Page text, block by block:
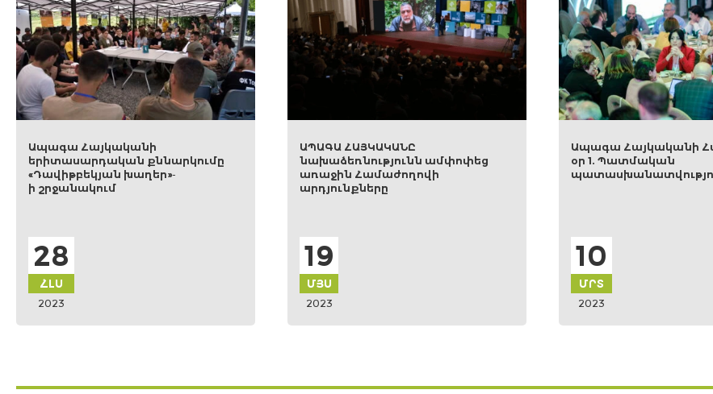
ԱՊԱԳԱ ՀԱՅԿԱԿԱՆԸ
նախաձեռնությունն ամփոփեց
առաջին Համաժողովի
արդյունքները
19
2023
Ապագա Հայկականի Համաժողով
օր 1. Պատմական
պատասխանատվություն
Կայացավ
համահայկական
քաղաքացիական
04